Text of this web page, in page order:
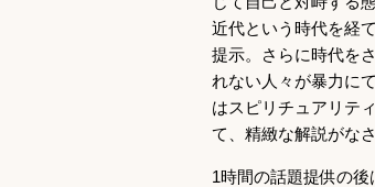
近代という時代を経
提示。さらに時代を
れない人々が暴力に
はスピリチュアリテ
て、精緻な解説がな
1時間の話題提供の